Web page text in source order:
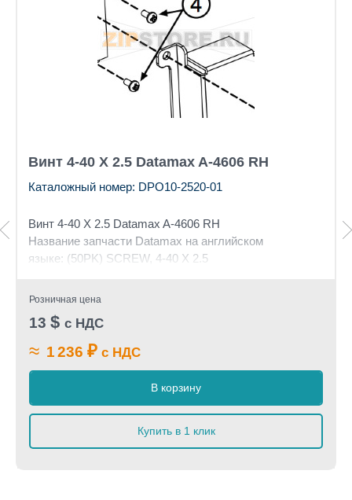
Винт 4-40 X 2.5 Datamax A-4606 RH
Каталожный номер: DPO10-2520-01
Винт 4-40 X 2.5 Datamax A-4606 RH
Название запчасти Datamax на английском
языке: (50PK) SCREW, 4-40 X 2.5
Розничная цена
13 $ с НДС
≈ 1 236 ₽ с НДС
В корзину
Купить в 1 клик